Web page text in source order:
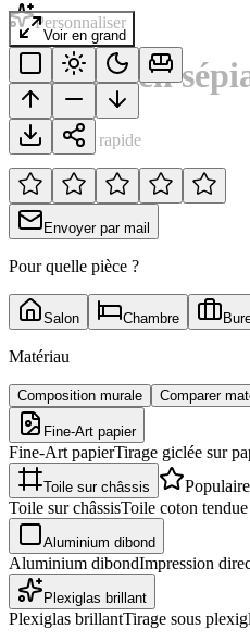
Voir en grand
Personnaliser
Portrait en
Notation rapide
Envoyer par mail
Pour quelle pièce ?
Salon Chambre
Matériau
Composition murale Comparer
Fine-Art papier
Fine-Art papierTirage giclée sur
Toile sur châssis
Populaire
Toile sur châssisToile coton
Aluminium dibond
Aluminium dibondImpression
Plexiglas brillant
Plexiglas brillantTirage sous